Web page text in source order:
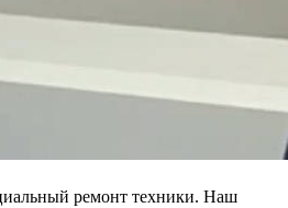
ремонт техники. Наш